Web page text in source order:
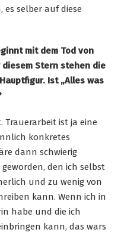
es selber auf diese
mit dem Tod von
Stern stehen die
Ist „Alles was
Trauerarbeit ist ja eine
konkretes
dann schwierig
den ich selbst
und zu wenig von
kann. Wenn ich in
habe und die ich
kann, das wars